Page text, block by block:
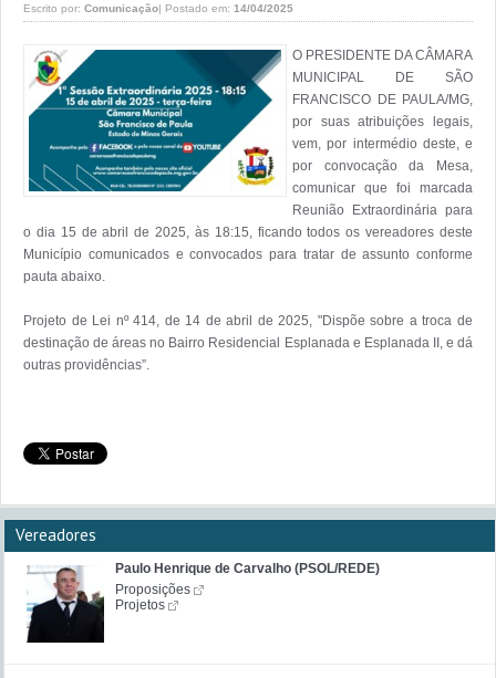
Escrito por: Comunicação| Postado em: 14/04/2025
O PRESIDENTE DA CÂMARA
MUNICIPAL DE SÃO
FRANCISCO DE PAULA/MG,
por suas atribuições legais,
vem, por intermédio deste, e
por convocação da Mesa,
comunicar que foi marcada
Reunião Extraordinária para
o dia 15 de abril de 2025, às 18:15, ficando todos os vereadores deste
Município comunicados e convocados para tratar de assunto conforme
pauta abaixo.
Projeto de Lei nº 414, de 14 de abril de 2025, "Dispõe sobre a troca de
destinação de áreas no Bairro Residencial Esplanada e Esplanada II, e dá
Vereadores
Paulo Henrique de Carvalho (PSOL/REDE)
Proposições
Projetos